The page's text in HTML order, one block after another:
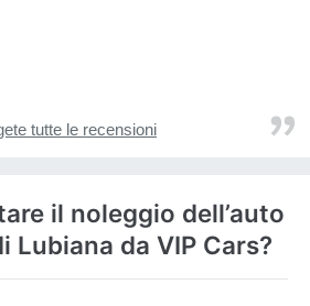
tutte le recensioni
il noleggio dell’auto
Lubiana da VIP Cars?